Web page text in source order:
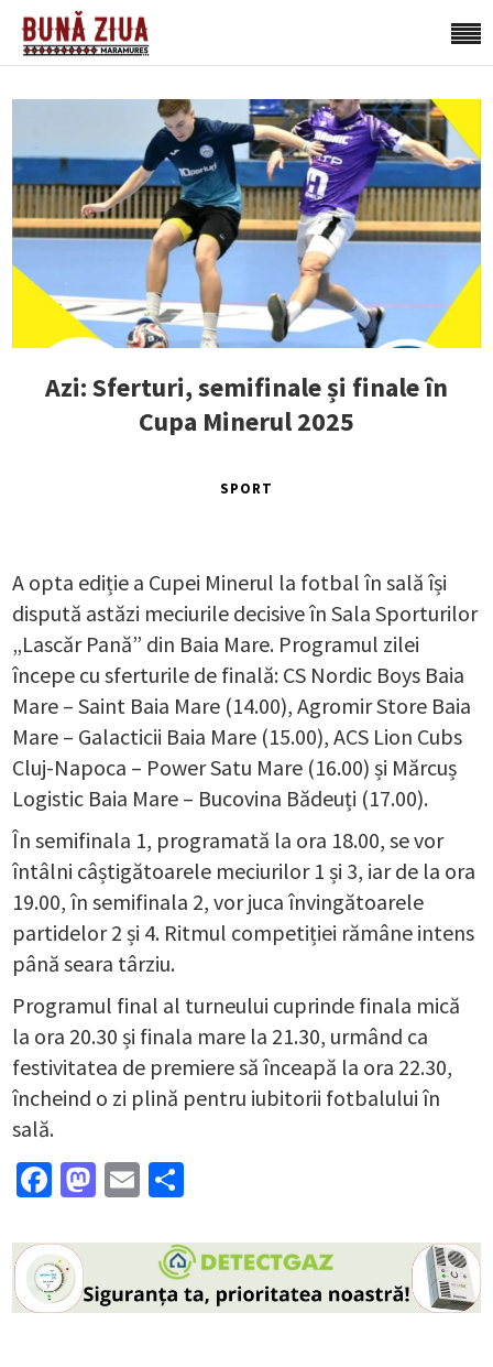
Azi: Sferturi, semifinale și finale în
Cupa Minerul 2025
SPORT
A opta ediție a Cupei Minerul la fotbal în sală își
dispută astăzi meciurile decisive în Sala Sporturilor
„Lascăr Pană” din Baia Mare. Programul zilei
începe cu sferturile de finală: CS Nordic Boys Baia
Mare – Saint Baia Mare (14.00), Agromir Store Baia
Mare – Galacticii Baia Mare (15.00), ACS Lion Cubs
Cluj-Napoca – Power Satu Mare (16.00) și Mărcuș
Logistic Baia Mare – Bucovina Bădeuți (17.00).
În semifinala 1, programată la ora 18.00, se vor
întâlni câștigătoarele meciurilor 1 și 3, iar de la ora
19.00, în semifinala 2, vor juca învingătoarele
partidelor 2 și 4. Ritmul competiției rămâne intens
până seara târziu.
Programul final al turneului cuprinde finala mică
la ora 20.30 și finala mare la 21.30, urmând ca
festivitatea de premiere să înceapă la ora 22.30,
încheind o zi plină pentru iubitorii fotbalului în
sală.
Facebook
Mastodon
Email